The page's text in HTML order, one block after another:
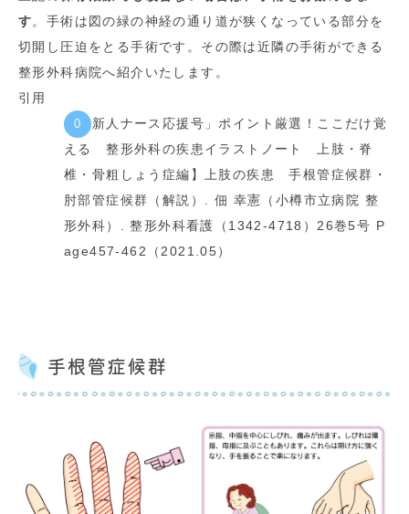
す。手術は図の緑の神経の通り道が狭くなっている部分を
切開し圧迫をとる手術です。その際は近隣の手術ができる
整形外科病院へ紹介いたします。
引用
【「新人ナース応援号」ポイント厳選！ここだけ覚
える 整形外科の疾患イラストノート 上肢・脊
椎・骨粗しょう症編】上肢の疾患 手根管症候群・
肘部管症候群（解説）. 佃 幸憲（小樽市立病院 整
形外科）. 整形外科看護（1342-4718）26巻5号 P
age457-462（2021.05）
手根管症候群